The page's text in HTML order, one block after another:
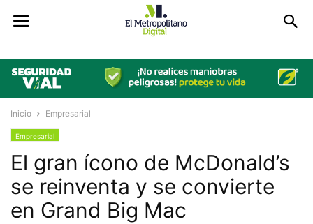
Inicio Empresarial
Empresarial
El gran ícono de McDonald’s
se reinventa y se convierte
en Grand Big Mac